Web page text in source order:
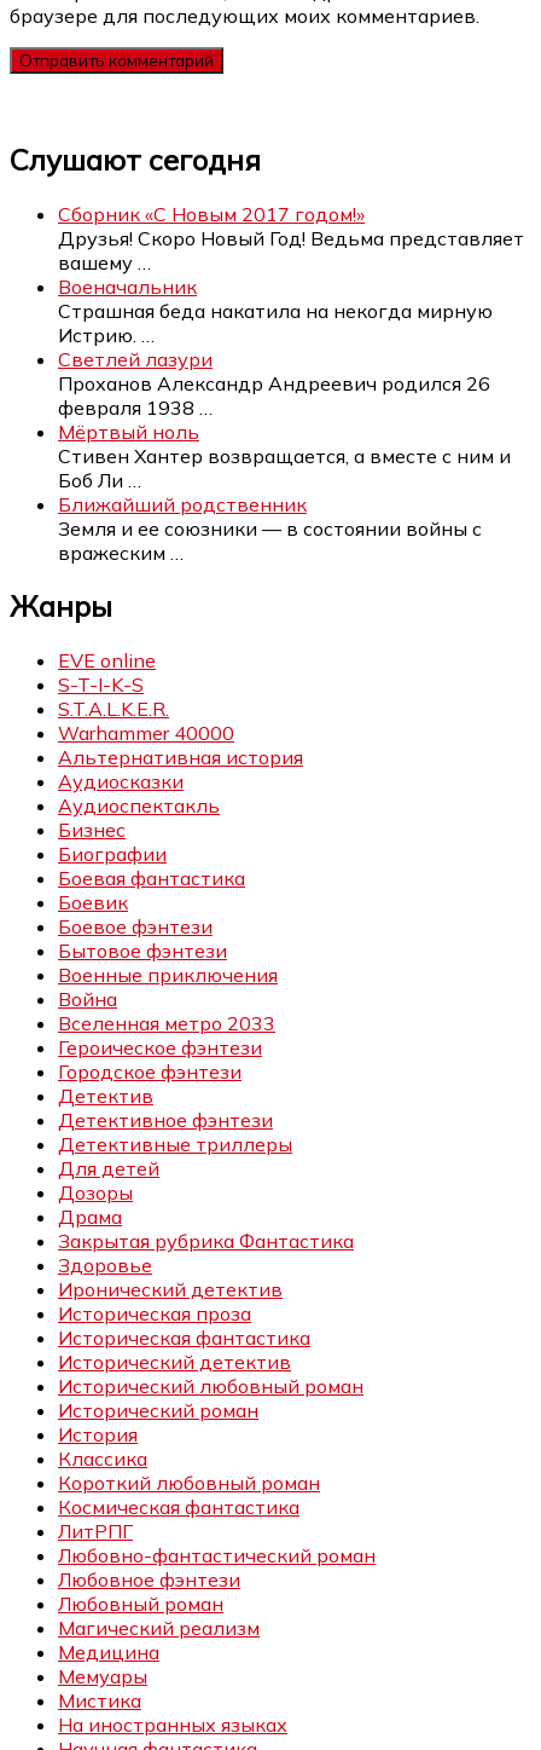
браузере для последующих моих комментариев.
Слушают сегодня
Сборник «С Новым 2017 годом!»
Друзья! Скоро Новый Год! Ведьма представляет
вашему
Военачальник
Страшная беда накатила на некогда мирную
Истрию.
Светлей лазури
Проханов Александр Андреевич родился 26
февраля 1938
Мёртвый ноль
Стивен Хантер возвращается, а вместе с ним и
Боб Ли
Ближайший родственник
Земля и ее союзники — в состоянии войны с
вражеским
Жанры
EVE online
S-T-I-K-S
S.T.A.L.K.E.R.
Warhammer 40000
Альтернативная история
Аудиосказки
Аудиоспектакль
Бизнес
Биографии
Боевая фантастика
Боевик
Боевое фэнтези
Бытовое фэнтези
Военные приключения
Война
Вселенная метро 2033
Героическое фэнтези
Городское фэнтези
Детектив
Детективное фэнтези
Детективные триллеры
Для детей
Дозоры
Драма
Закрытая рубрика Фантастика
Здоровье
Иронический детектив
Историческая проза
Историческая фантастика
Исторический детектив
Исторический любовный роман
Исторический роман
История
Классика
Короткий любовный роман
Космическая фантастика
ЛитРПГ
Любовно-фантастический роман
Любовное фэнтези
Любовный роман
Магический реализм
Медицина
Мемуары
Мистика
На иностранных языках